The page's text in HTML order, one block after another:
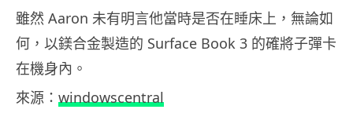
雖然 Aaron 未有明言他當時是否在睡床上，無論如
何，以鎂合金製造的 Surface Book 3 的確將子彈卡
在機身內。
來源： windowscentral